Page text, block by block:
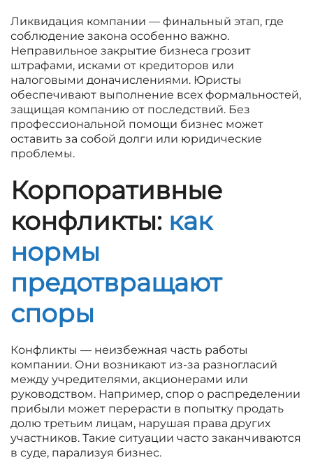
Ликвидация компании — финальный этап, где
соблюдение закона особенно важно.
Неправильное закрытие бизнеса грозит
штрафами, исками от кредиторов или
налоговыми доначислениями. Юристы
обеспечивают выполнение всех формальностей,
защищая компанию от последствий. Без
профессиональной помощи бизнес может
оставить за собой долги или юридические
проблемы.
Корпоративные
конфликты: как
нормы
предотвращают
споры
Конфликты — неизбежная часть работы
компании. Они возникают из-за разногласий
между учредителями, акционерами или
руководством. Например, спор о распределении
прибыли может перерасти в попытку продать
долю третьим лицам, нарушая права других
участников. Такие ситуации часто заканчиваются
в суде, парализуя бизнес.